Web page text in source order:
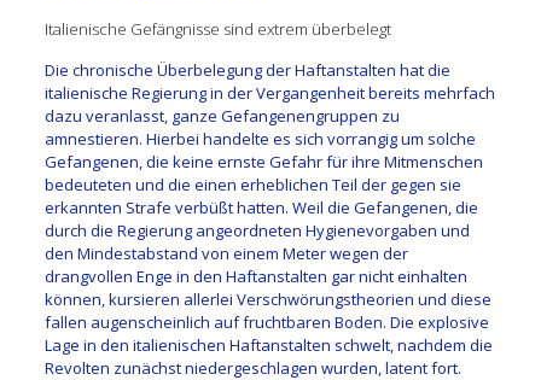
Italienische Gefängnisse sind extrem überbelegt
Die chronische Überbelegung der Haftanstalten hat die
italienische Regierung in der Vergangenheit bereits mehrfach
dazu veranlasst, ganze Gefangenengruppen zu
amnestieren. Hierbei handelte es sich vorrangig um solche
Gefangenen, die keine ernste Gefahr für ihre Mitmenschen
bedeuteten und die einen erheblichen Teil der gegen sie
erkannten Strafe verbüßt hatten. Weil die Gefangenen, die
durch die Regierung angeordneten Hygienevorgaben und
den Mindestabstand von einem Meter wegen der
drangvollen Enge in den Haftanstalten gar nicht einhalten
können, kursieren allerlei Verschwörungstheorien und diese
fallen augenscheinlich auf fruchtbaren Boden. Die explosive
Lage in den italienischen Haftanstalten schwelt, nachdem die
Revolten zunächst niedergeschlagen wurden, latent fort.